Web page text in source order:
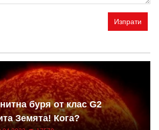
Изпрати
буря от клас G2
Земята! Кога?